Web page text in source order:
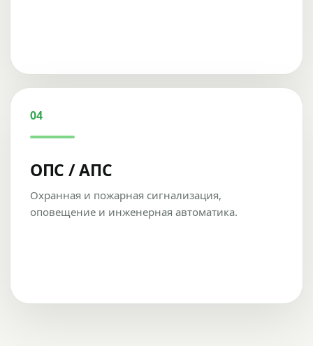
04
ОПС / АПС
Охранная и пожарная сигнализация,
оповещение и инженерная автоматика.